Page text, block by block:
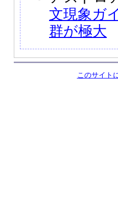
文現象ガ
群が極大
このサイト